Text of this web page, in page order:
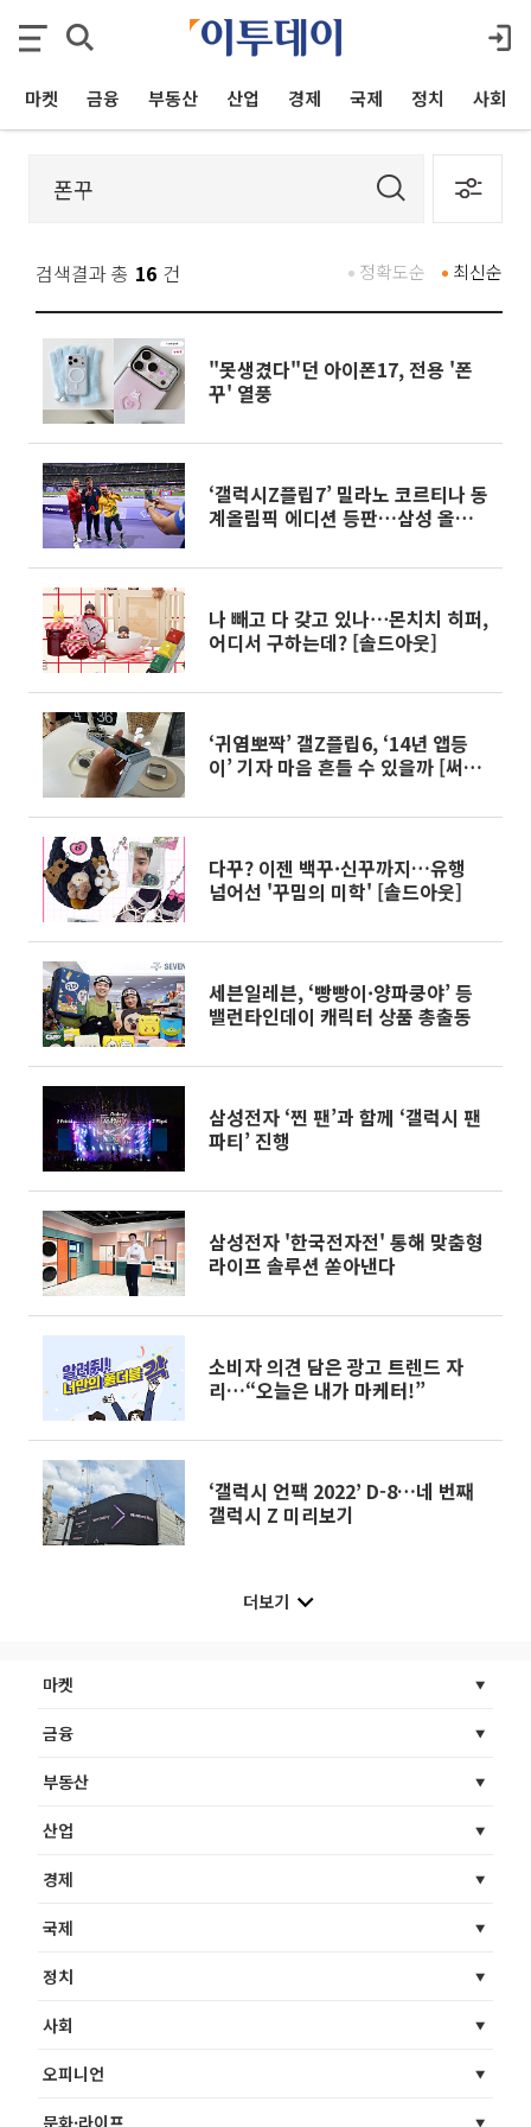
마켓 금융 부동산 산업 경제 국제 정치 사회
검색결과 총 16 건 최신순
정확도순
"못생겼다"던 아이폰17, 전용 '폰
꾸' 열풍
‘갤럭시Z플립7’ 밀라노 코르티나 동
계올림픽 에디션 등판…삼성 올림픽
나 빼고 다 갖고 있나⋯몬치치 히퍼,
어디서 구하는데? [솔드아웃]
‘귀염뽀짝’ 갤Z플립6, ‘14년 앱등
이’ 기자 마음 흔들 수 있을까 [써보
다꾸? 이젠 백꾸·신꾸까지…유행
넘어선 '꾸밈의 미학' [솔드아웃]
세븐일레븐, ‘빵빵이·양파쿵야’ 등
밸런타인데이 캐릭터 상품 총출동
삼성전자 ‘찐 팬’과 함께 ‘갤럭시 팬
파티’ 진행
삼성전자 '한국전자전' 통해 맞춤형
라이프 솔루션 쏟아낸다
소비자 의견 담은 광고 트렌드 자
리…“오늘은 내가 마케터!”
‘갤럭시 언팩 2022’ D-8…네 번째
갤럭시 Z 미리보기
더보기
마켓
금융
부동산
산업
경제
국제
정치
사회
오피니언
문화·라이프